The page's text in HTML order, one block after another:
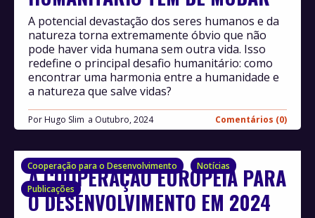
Por Hugo Slim Outubro, 2024 Comentários (0)
A potencial devastação dos seres humanos e da
natureza torna extremamente óbvio que não
pode haver vida humana sem outra vida. Isso
redefine o principal desafio humanitário: como
encontrar uma harmonia entre a humanidade e
a natureza que salve vidas?
Cooperação para o Desenvolvimento
Notícias
Publicações
A COOPERAÇÃO EUROPEIA PARA
O DESENVOLVIMENTO EM 2024